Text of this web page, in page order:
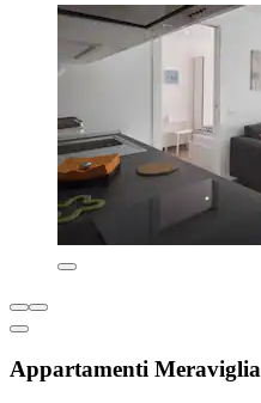
Appartamenti Meraviglia